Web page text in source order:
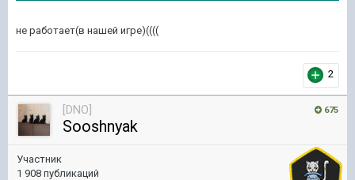
не работает(в нашей игре)((((
2
675
[DNO]
Sooshnyak
Участник
1 908 публикаций